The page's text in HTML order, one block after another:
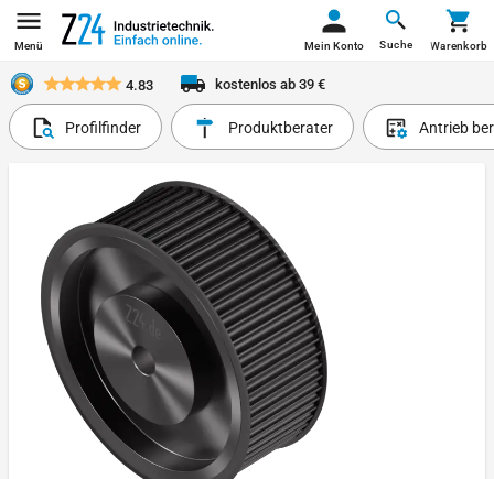
Menü Suche
Mein Konto Warenkorb
4.83 kostenlos ab 39 €
Profilfinder Produktberater Antrieb